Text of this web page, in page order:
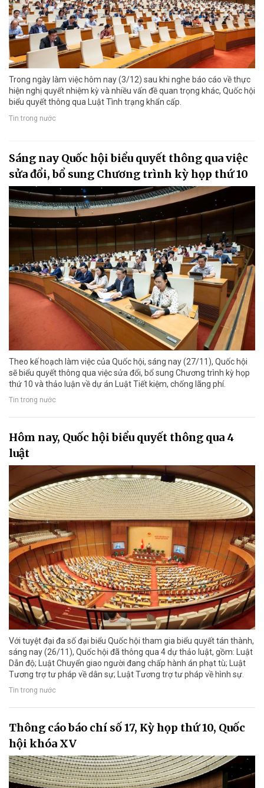
Trong ngày làm việc hôm nay (3/12) sau khi nghe báo cáo về thực
hiện nghị quyết nhiệm kỳ và nhiều vấn đề quan trọng khác, Quốc hội
biểu quyết thông qua Luật Tình trạng khẩn cấp.
Tin trong nước
Sáng nay Quốc hội biểu quyết thông qua việc
sửa đổi, bổ sung Chương trình kỳ họp thứ 10
Theo kế hoạch làm việc của Quốc hội, sáng nay (27/11), Quốc hội
sẽ biểu quyết thông qua việc sửa đổi, bổ sung Chương trình kỳ họp
thứ 10 và thảo luận về dự án Luật Tiết kiệm, chống lãng phí.
Tin trong nước
Hôm nay, Quốc hội biểu quyết thông qua 4
luật
Với tuyệt đại đa số đại biểu Quốc hội tham gia biểu quyết tán thành,
sáng nay (26/11), Quốc hội đã thông qua 4 dự thảo luật, gồm: Luật
Dẫn độ; Luật Chuyển giao người đang chấp hành án phạt tù; Luật
Tương trợ tư pháp về dân sự; Luật Tương trợ tư pháp về hình sự.
Tin trong nước
Thông cáo báo chí số 17, Kỳ họp thứ 10, Quốc
hội khóa XV